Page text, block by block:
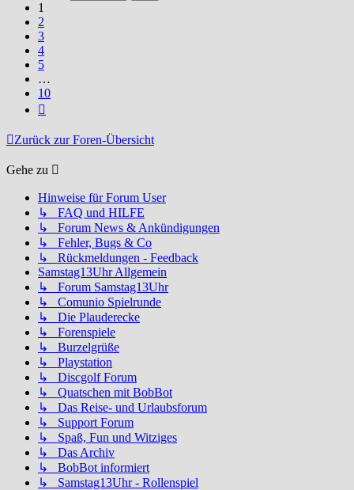
1
2
3
4
5
…
10
Zurück zur Foren-Übersicht
Gehe zu
Hinweise für Forum User
↳ FAQ und HILFE
↳ Forum News & Ankündigungen
↳ Fehler, Bugs & Co
↳ Rückmeldungen - Feedback
Samstag13Uhr Allgemein
↳ Forum Samstag13Uhr
↳ Comunio Spielrunde
↳ Die Plauderecke
↳ Forenspiele
↳ Burzelgrüße
↳ Playstation
↳ Discgolf Forum
↳ Quatschen mit BobBot
↳ Das Reise- und Urlaubsforum
↳ Support Forum
↳ Spaß, Fun und Witziges
↳ Das Archiv
↳ BobBot informiert
↳ Samstag13Uhr - Rollenspiel